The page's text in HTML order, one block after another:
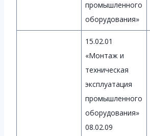
промышленного
оборудования»
15.02.01
«Монтаж и
техническая
эксплуатация
промышленного
оборудования»
08.02.09